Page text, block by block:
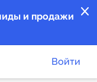
close
и продажи
Войти